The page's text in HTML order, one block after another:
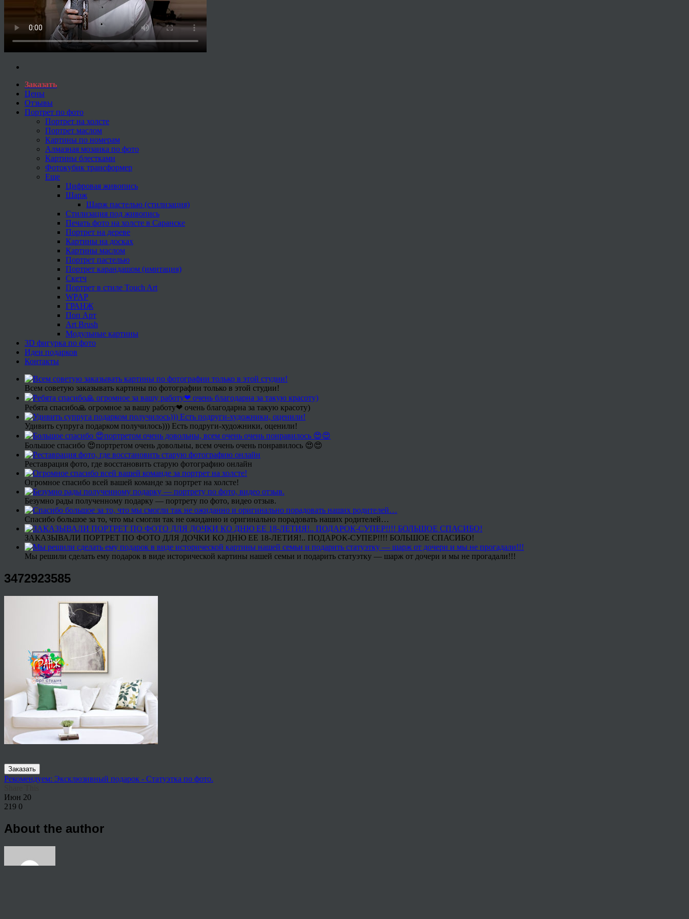
Заказать
Цены
Отзывы
Портрет по фото
Портрет на холсте
Портрет маслом
Картины по номерам
Алмазная мозаика по фото
Картины блестками
Фотокубик трансформер
Еще
Цифровая живопись
Шарж
Шарж пастелью (стилизация)
Стилизация под живопись
Печать фото на холсте в Саранске
Портрет на дереве
Картины на досках
Картины маслом
Портрет пастелью
Портрет карандашом (имитация)
Скетч
Портрет в стиле Touch Art
WPAP
ГРАНЖ
Поп Арт
Art Brush
Модульные картины
3D фигурка по фото
Идеи подарков
Контакты
Всем советую заказывать картины по фотографии только в этой студии!
Ребята спасибо🙏 огромное за вашу работу❤ очень благодарна за такую красоту)
Удивить супруга подарком получилось))) Есть подруги-художники, оценили!
Большое спасибо 😍портретом очень довольны, всем очень очень понравилось 😍😍
Реставрация фото, где восстановить старую фотографию онлайн
Огромное спасибо всей вашей команде за портрет на холсте!
Безумно рады полученному подарку — портрету по фото, видео отзыв.
Спасибо большое за то, что мы смогли так не ожиданно и оригинально порадовать наших родителей…
ЗАКАЗЫВАЛИ ПОРТРЕТ ПО ФОТО ДЛЯ ДОЧКИ КО ДНЮ ЕЕ 18-ЛЕТИЯ!.. ПОДАРОК-СУПЕР!!!! БОЛЬШОЕ СПАСИБО!
Мы решили сделать ему подарок в виде исторической картины нашей семьи и подарить статуэтку — шарж от дочери и мы не прогадали!!!
3472923585
Заказать
Рекомендуем: Эксклюзивный подарок - Статуэтка по фото.
Июн 20
219 0
About the author